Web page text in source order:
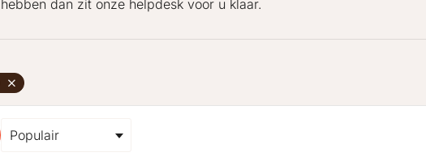
dan zit onze helpdesk voor u klaar.